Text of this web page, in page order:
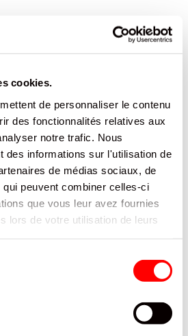
cookies.
de personnaliser le contenu
des fonctionnalités relatives aux
notre trafic. Nous
des informations sur l'utilisation de
de médias sociaux, de
peuvent combiner celles-ci
que vous leur avez fournies
lors de votre utilisation de leurs
pour boisson au thé à l'arôme
VOUS